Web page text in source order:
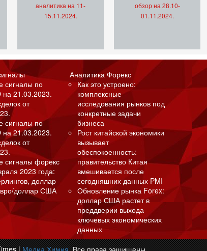
аналитика на 11-
15.11.2024.
обзор на 28.10-
01.11.2024.
сигналы по
на 21.03.2023.
от
сигналы по
на 21.03.2023.
от
сигналы форекс
2023 года:
доллар
доллар США
Аналитика Форекс
Как это устроено:
комплексные
исследования рынков под
конкретные задачи
бизнеса
Рост китайской экономики
вызывает
обеспокоенность:
правительство Китая
вмешивается после
сегодняшних данных PMI
Обновление рынка Forex:
доллар США растет в
преддверии выхода
ключевых экономических
данных